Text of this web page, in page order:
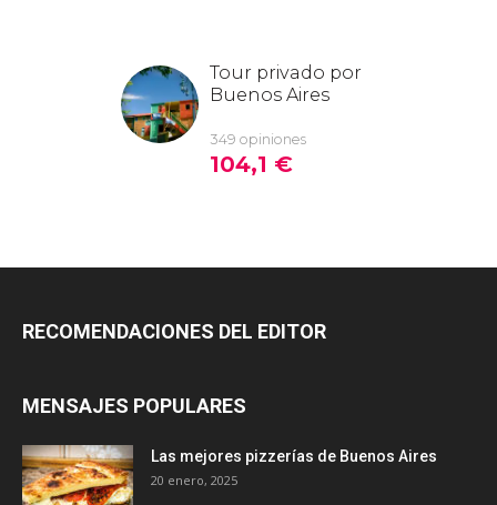
RECOMENDACIONES DEL EDITOR
MENSAJES POPULARES
Las mejores pizzerías de Buenos Aires
20 enero, 2025